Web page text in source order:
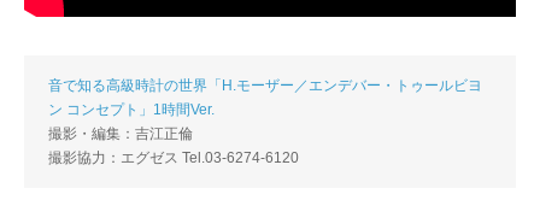
音で知る高級時計の世界「H.モーザー／エンデバー・トゥールビヨ
ン コンセプト」1時間Ver.
撮影・編集：吉江正倫
撮影協力：エグゼス Tel.03-6274-6120